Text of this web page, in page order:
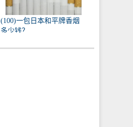
(100)一包日本和平牌香烟
多少钱？